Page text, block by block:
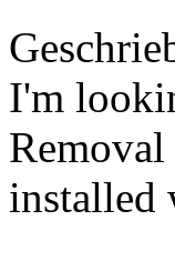
I'm
installed